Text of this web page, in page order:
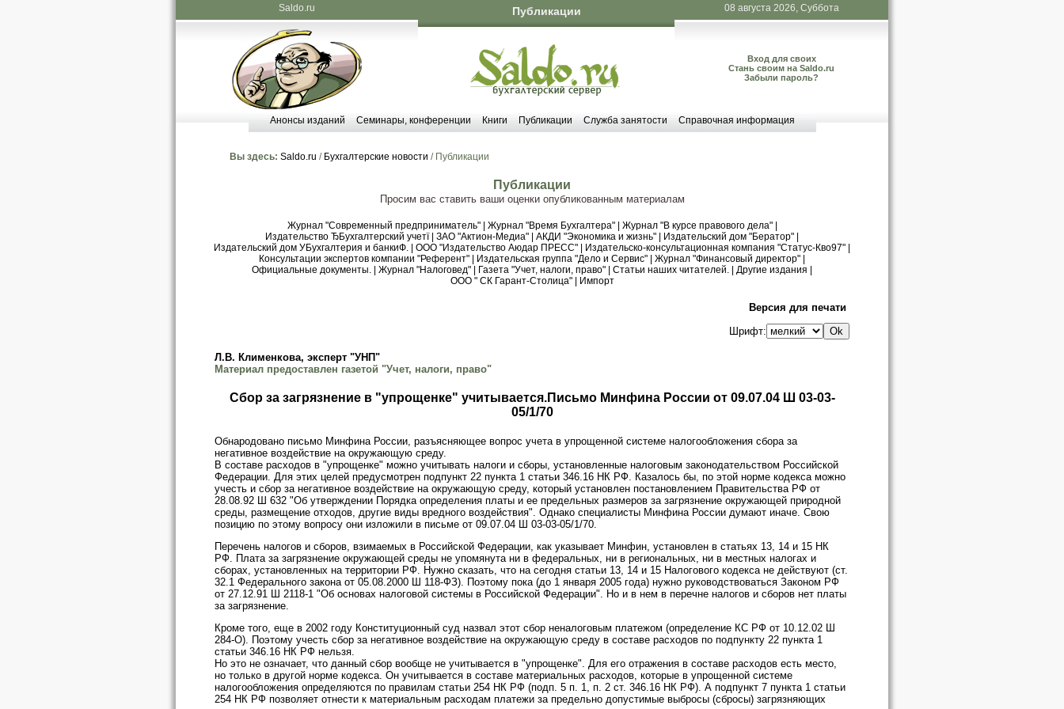
Saldo.ru Публикации 08 августа 2026, Суббота
Вход для своих
Стань своим на Saldo.ru
Забыли пароль?
Анонсы изданий Семинары, конференции Книги Публикации Служба занятости Справочная информация
Вы здесь: Saldo.ru / Бухгалтерские новости / Публикации
Публикации
Просим вас ставить ваши оценки опубликованным материалам
Журнал "Современный предприниматель"| Журнал "Время Бухгалтера"| Журнал "В курсе правового дела"|
Издательство ЂБухгалтерский учетї| ЗАО "Актион-Медиа" АКДИ "Экономика и жизнь" Издательский дом "Бератор"
Издательский дом УБухгалтерия и банкиФ.
ООО "Издательство Аюдар ПРЕСС" Издательско-консультационная компания "Статус-Кво97"
Консультации экспертов компании "Референт"
Издательская группа "Дело и Сервис" Журнал "Финансовый директор"
Официальные документы.
Журнал "Налоговед" Газета "Учет, налоги, право" Статьи наших читателей. Другие издания
ООО " СК Гарант-Столица"| Импорт
Версия для печати
Шрифт:
Л.В. Клименкова, эксперт "УНП"
Материал предоставлен газетой "Учет, налоги, право"
Сбор за загрязнение в "упрощенке" учитывается.Письмо Минфина России от 09.07.04 Ш 03-03-
05/1/70
Обнародовано письмо Минфина России, разъясняющее вопрос учета в упрощенной системе налогообложения сбора за
негативное воздействие на окружающую среду.
В составе расходов в "упрощенке" можно учитывать налоги и сборы, установленные налоговым законодательством Российской
Федерации. Для этих целей предусмотрен подпункт 22 пункта 1 статьи 346.16 НК РФ. Казалось бы, по этой норме кодекса можно
учесть и сбор за негативное воздействие на окружающую среду, который установлен постановлением Правительства РФ от
28.08.92 Ш 632 "Об утверждении Порядка определения платы и ее предельных размеров за загрязнение окружающей природной
среды, размещение отходов, другие виды вредного воздействия". Однако специалисты Минфина России думают иначе. Свою
позицию по этому вопросу они изложили в письме от 09.07.04 Ш 03-03-05/1/70.
Перечень налогов и сборов, взимаемых в Российской Федерации, как указывает Минфин, установлен в статьях 13, 14 и 15 НК
РФ. Плата за загрязнение окружающей среды не упомянута ни в федеральных, ни в региональных, ни в местных налогах и
сборах, установленных на территории РФ. Нужно сказать, что на сегодня статьи 13, 14 и 15 Налогового кодекса не действуют (ст.
32.1 Федерального закона от 05.08.2000 Ш 118-ФЗ). Поэтому пока (до 1 января 2005 года) нужно руководствоваться Законом РФ
от 27.12.91 Ш 2118-1 "Об основах налоговой системы в Российской Федерации". Но и в нем в перечне налогов и сборов нет платы
за загрязнение.
Кроме того, еще в 2002 году Конституционный суд назвал этот сбор неналоговым платежом (определение КС РФ от 10.12.02 Ш
284-О). Поэтому учесть сбор за негативное воздействие на окружающую среду в составе расходов по подпункту 22 пункта 1
статьи 346.16 НК РФ нельзя.
Но это не означает, что данный сбор вообще не учитывается в "упрощенке". Для его отражения в составе расходов есть место,
но только в другой норме кодекса. Он учитывается в составе материальных расходов, которые в упрощенной системе
налогообложения определяются по правилам статьи 254 НК РФ (подп. 5 п. 1, п. 2 ст. 346.16 НК РФ). А подпункт 7 пункта 1 статьи
254 НК РФ позволяет отнести к материальным расходам платежи за предельно допустимые выбросы (сбросы) загрязняющих